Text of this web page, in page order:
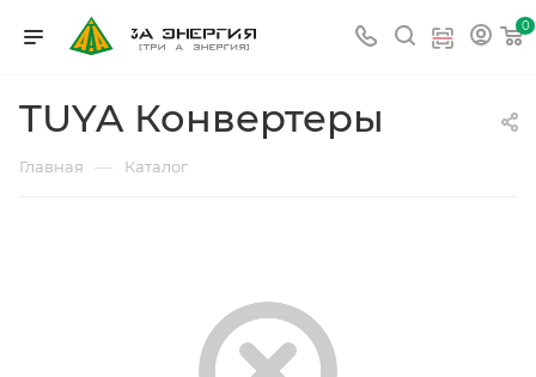
0
TUYA Конвертеры
Главная — Каталог